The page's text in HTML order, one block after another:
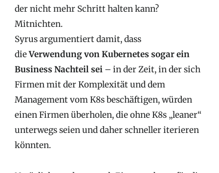
der nicht mehr Schritt halten kann?
Mitnichten.
Syrus argumentiert damit, dass
dieVerwendung von Kubernetes sogar ein
Business Nachteil sei – in der Zeit, in der sich
Firmen mit der Komplexität und dem
Management vom K8s beschäftigen, würden
einen Firmen überholen, die ohne K8s „leaner“
unterwegs seien und daher schneller iterieren
könnten.